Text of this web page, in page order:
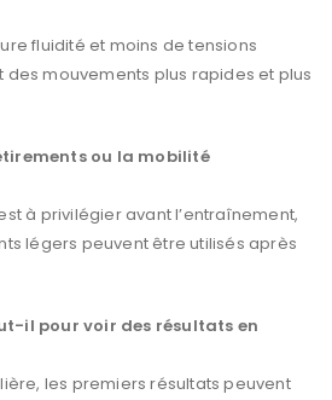
fluidité et moins de tensions
mouvements plus rapides et plus
ou la mobilité
à privilégier avant l’entraînement,
légers peuvent être utilisés après
il pour voir des résultats en
les premiers résultats peuvent